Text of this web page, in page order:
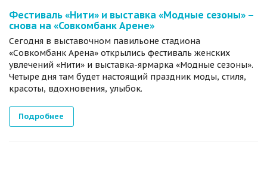
Фестиваль «Нити» и выставка «Модные сезоны» –
снова на «Совкомбанк Арене»
Сегодня в выставочном павильоне стадиона
«Совкомбанк Арена» открылись фестиваль женских
увлечений «Нити» и выставка-ярмарка «Модные сезоны».
Четыре дня там будет настоящий праздник моды, стиля,
красоты, вдохновения, улыбок.
Подробнее